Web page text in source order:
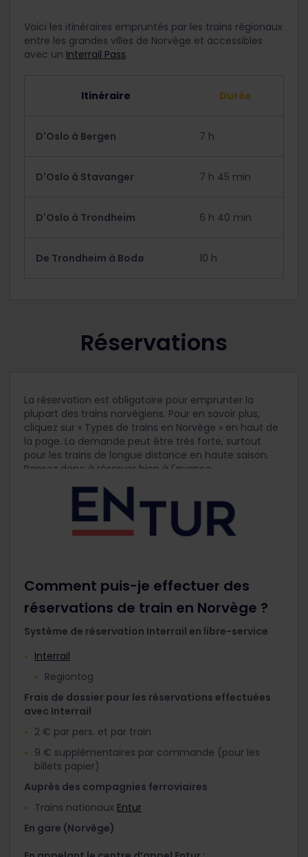
Voici les itinéraires empruntés par les trains régionaux
entre les grandes villes de Norvège et accessibles
avec un Interrail Pass.
Itinéraire Durée
D'Oslo à Bergen 7 h
D'Oslo à Stavanger 7 h 45 min
D'Oslo à Trondheim 6 h 40 min
De Trondheim à Bodø 10 h
Réservations
La réservation est obligatoire pour emprunter la
plupart des trains norvégiens. Pour en savoir plus,
cliquez sur « Types de trains en Norvège » en haut de
la page. La demande peut être très forte, surtout
pour les trains de longue distance en haute saison.
Pensez donc à réserver bien à l'avance.
Comment puis-je effectuer des
réservations de train en Norvège ?
Système de réservation Interrail en libre-service
Interrail
Regiontog
Frais de dossier pour les réservations effectuées
avec Interrail
2 € par pers. et par train
9 € supplémentaires par commande (pour les
billets papier)
Auprès des compagnies ferroviaires
Trains nationaux Entur
En gare (Norvège)